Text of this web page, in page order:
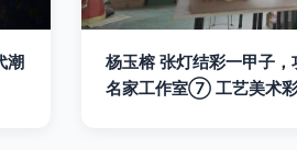
潮
杨玉榕 张灯结彩一甲子
名家工作室⑦ 工艺美术